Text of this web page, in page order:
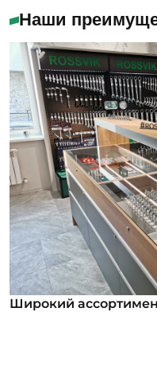
Наши
Широкий